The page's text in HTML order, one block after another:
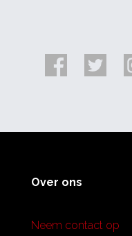
Over ons
Neem contact op